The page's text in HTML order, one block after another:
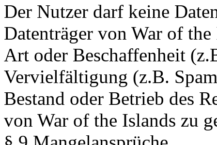
Der Nutzer darf keine
Datenträger von War of
Art oder Beschaffenheit
Vervielfältigung (z.B.
Bestand oder Betrieb des
von War of the Islands zu